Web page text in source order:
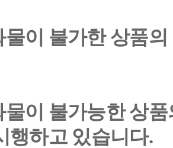
물이 불가한 상품
물이 불가능한 상
행하고 있습니다.